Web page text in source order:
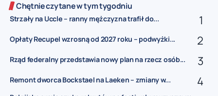
Chętnie czytane w tym tygodniu
Strzały na Uccle – ranny mężczyzna trafił do...
Opłaty Recupel wzrosną od 2027 roku – podwyżki...
Rząd federalny przedstawia nowy plan na rzecz osób...
Remont dworca Bockstael na Laeken – zmiany w...